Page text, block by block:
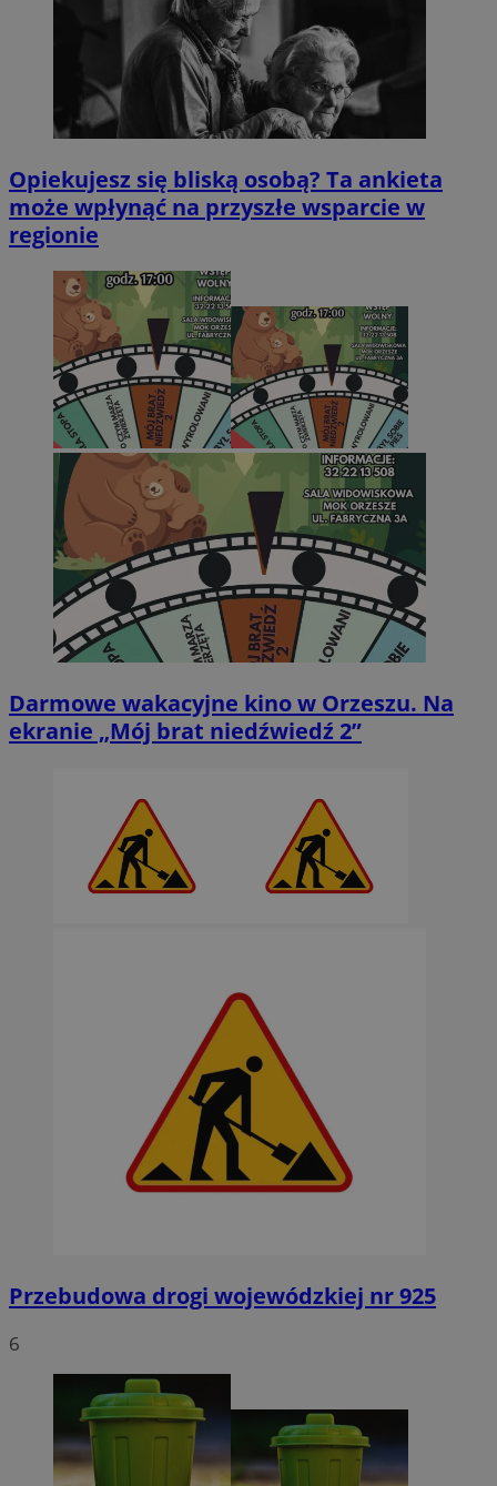
Opiekujesz się bliską osobą? Ta ankieta
może wpłynąć na przyszłe wsparcie w
regionie
Darmowe wakacyjne kino w Orzeszu. Na
ekranie „Mój brat niedźwiedź 2”
Przebudowa drogi wojewódzkiej nr 925
6